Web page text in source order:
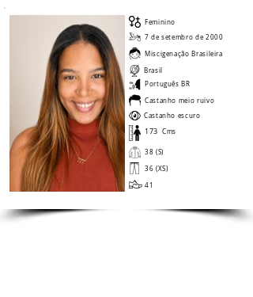
Feminino
7 de setembro de 2000
Miscigenação Brasileira
Brasil
Português BR
Castanho meio ruivo
Castanho escuro
173 Cms
38 (S)
36 (XS)
41